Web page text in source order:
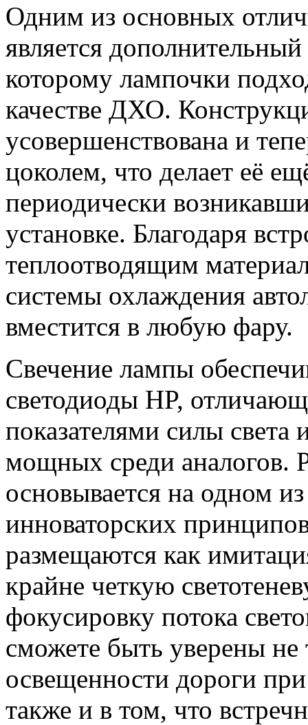
Одним из основных
является
которому лампочки
качестве ДХО.
усовершенствована и
цоколем, что делает её
периодически
установке. Благодаря
теплоотводящим
системы охлаждения
вместится в любую фару.
Свечение лампы
светодиоды HP,
показателями силы
мощных среди аналогов.
основывается на одном
инноваторских
размещаются как
крайне четкую
фокусировку потока
сможете быть уверены не
освещенности дороги
также и в том, что